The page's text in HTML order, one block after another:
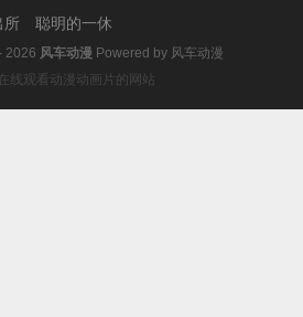
所
聪明的一休
2026 风车动漫 Powered by 风车动漫
线观看动漫动画片的网站